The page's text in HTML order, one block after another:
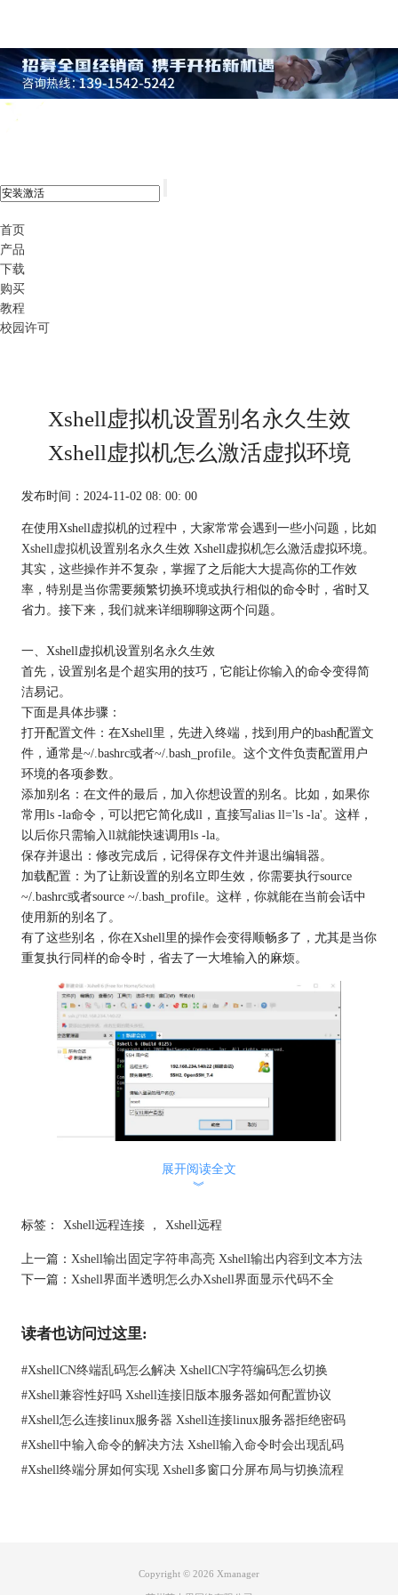
首页
产品
下载
购买
教程
校园许可
Xshell虚拟机设置别名永久生效
Xshell虚拟机怎么激活虚拟环境
发布时间：2024-11-02 08: 00: 00
在使用Xshell虚拟机的过程中，大家常常会遇到一些小问题，比如
Xshell虚拟机设置别名永久生效 Xshell虚拟机怎么激活虚拟环境。
其实，这些操作并不复杂，掌握了之后能大大提高你的工作效
率，特别是当你需要频繁切换环境或执行相似的命令时，省时又
省力。接下来，我们就来详细聊聊这两个问题。
一、Xshell虚拟机设置别名永久生效
首先，设置别名是个超实用的技巧，它能让你输入的命令变得简
洁易记。
下面是具体步骤：
打开配置文件：在Xshell里，先进入终端，找到用户的bash配置文
件，通常是~/.bashrc或者~/.bash_profile。这个文件负责配置用户
环境的各项参数。
添加别名：在文件的最后，加入你想设置的别名。比如，如果你
常用ls -la命令，可以把它简化成ll，直接写alias ll='ls -la'。这样，
以后你只需输入ll就能快速调用ls -la。
保存并退出：修改完成后，记得保存文件并退出编辑器。
加载配置：为了让新设置的别名立即生效，你需要执行source
~/.bashrc或者source ~/.bash_profile。这样，你就能在当前会话中
使用新的别名了。
有了这些别名，你在Xshell里的操作会变得顺畅多了，尤其是当你
重复执行同样的命令时，省去了一大堆输入的麻烦。
二、Xshell虚拟机怎么激活虚拟环境
接下来，我们来看看怎么在Xshell虚拟机中激活虚拟环境。这个步
具体方法如下：
创建虚拟环境：如果你还没有虚拟环境，可以用python -m venv
激活虚拟环境：进入到刚创建的虚拟环境目录，输入source
env_name/bin/activate来激活它。激活后，命令行前面会显示环境
名称，说明你已经成功进入这个环境。
安装依赖：在激活环境后，可以用pip install package_name安装项
展开阅读全文
︾
标签： Xshell远程连接 ， Xshell远程
上一篇： Xshell输出固定字符串高亮 Xshell输出内容到文本方法
下一篇： Xshell界面半透明怎么办Xshell界面显示代码不全
读者也访问过这里:
#XshellCN终端乱码怎么解决 XshellCN字符编码怎么切换
#Xshell兼容性好吗 Xshell连接旧版本服务器如何配置协议
#Xshell怎么连接linux服务器 Xshell连接linux服务器拒绝密码
#Xshell中输入命令的解决方法 Xshell输入命令时会出现乱码
#Xshell终端分屏如何实现 Xshell多窗口分屏布局与切换流程
Copyright © 2026 Xmanager